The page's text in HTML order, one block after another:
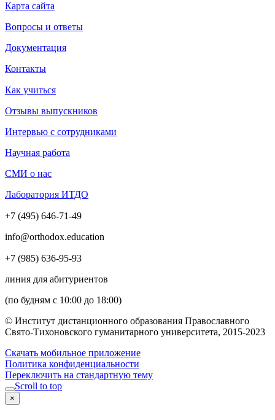
Карта сайта
Вопросы и ответы
Документация
Контакты
Как учиться
Отзывы выпускников
Интервью с сотрудниками
Научная работа
СМИ о нас
Лаборатория ИТДО
+7 (495) 646-71-49
info@orthodox.education
+7 (985) 636-95-93
линия для абитуриентов
(по будням с 10:00 до 18:00)
© Институт дистанционного образования Православного
Свято-Тихоновского гуманитарного университета, 2015-2023
Скачать мобильное приложение
Политика конфиденциальности
Переключить на стандартную тему
Scroll to top
×